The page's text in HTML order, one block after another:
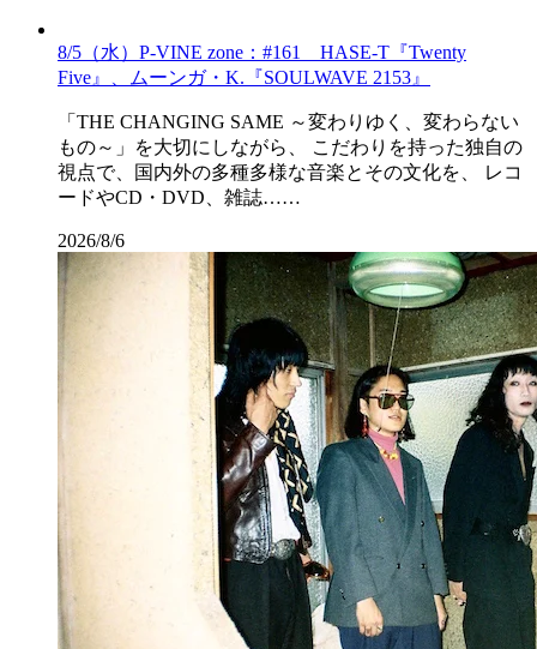
8/5（水）P-VINE zone：#161 HASE-T『Twenty
Five』、ムーンガ・K.『SOULWAVE 2153』
「THE CHANGING SAME ～変わりゆく、変わらない
もの～」を大切にしながら、 こだわりを持った独自の
視点で、国内外の多種多様な音楽とその文化を、 レコ
ードやCD・DVD、雑誌……
2026/8/6